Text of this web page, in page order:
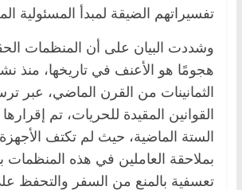
تفسيراتهم الضيقة لمبدأ المسئولية
وشددت البيان على أن المنظمات
هجومًا هو الأعنف في تاريخها، منذ
الثمانينات من القرن الماضي، عبر
القوانين المقيدة للحريات، تم
الستة الماضية، حيث لم تكتف الأجهزة
بملاحقة العاملين في هذه المنظمات
تعسفية بالمنع من السفر والتحفظ